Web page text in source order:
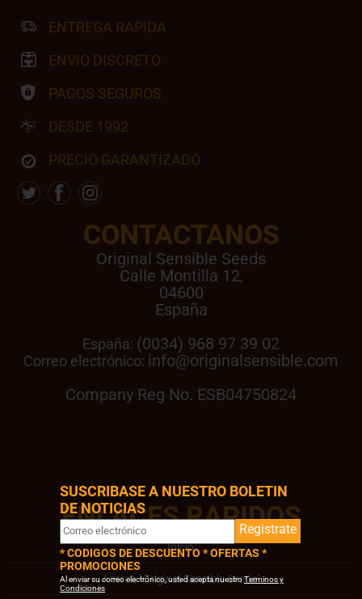
ENLACES RAPIDOS
Inicio
Acerca "Original Sensible Seeds"
CONTACTANOS
Original Sensible Seeds
Calle Montilla 12,
04600
España
España: (0034) 968 97 39 02
Correo electrónico: info@originalsensible.com
Company Reg No. ESB04750824
ENTREGA RAPIDA
ENVIO DISCRETO
PAGOS SEGUROS
DESDE 1992
PRECIO GARANTIZADO
SUSCRIBASE A NUESTRO BOLETIN
DE NOTICIAS
Registrate
* CODIGOS DE DESCUENTO * OFERTAS *
PROMOCIONES
Al enviar su correo electrónico, usted acepta nuestroTerminos y
Condiciones